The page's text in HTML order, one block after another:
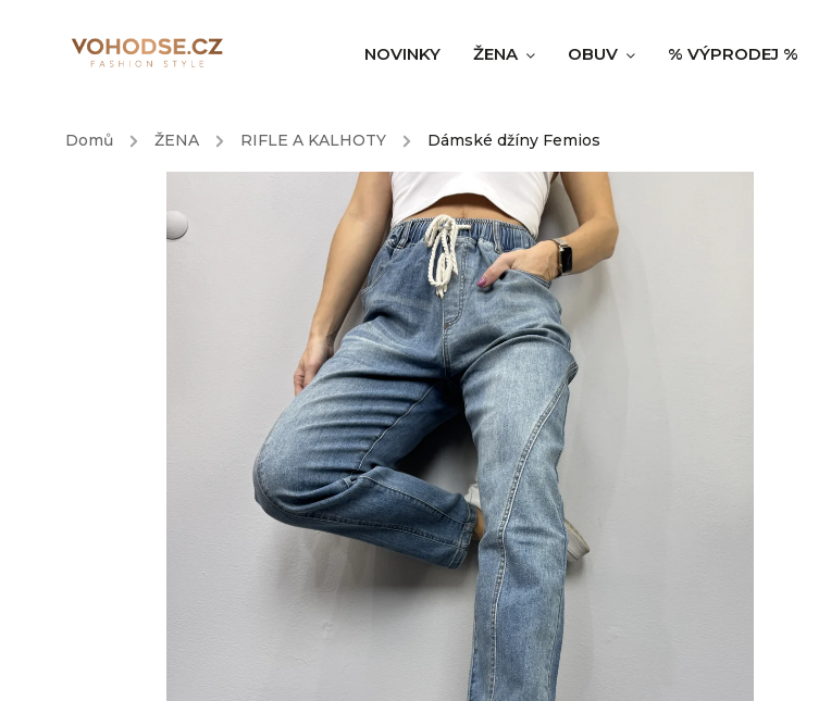
NOVINKY ŽENA OBUV % VÝPRODEJ %
Domů / ŽENA / RIFLE A KALHOTY / Dámské džíny Femios